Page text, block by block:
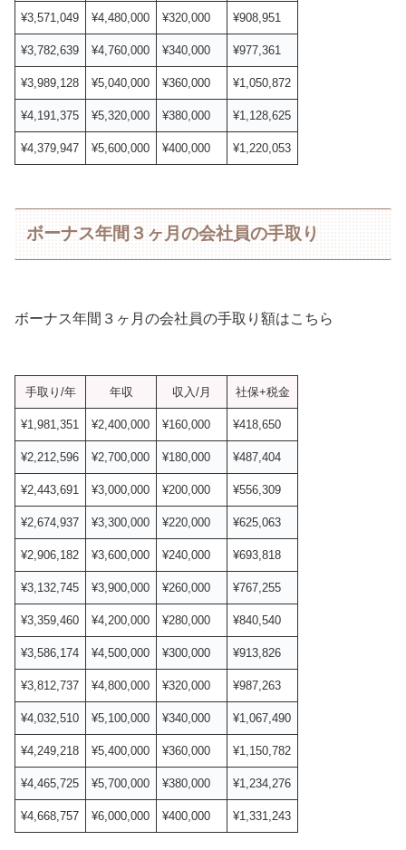
¥3,571,049 ¥4,480,000 ¥320,000 ¥908,951
¥3,782,639 ¥4,760,000 ¥340,000 ¥977,361
¥3,989,128 ¥5,040,000 ¥360,000 ¥1,050,872
¥4,191,375 ¥5,320,000 ¥380,000 ¥1,128,625
¥4,379,947 ¥5,600,000 ¥400,000 ¥1,220,053
ボーナス年間３ヶ月の会社員の手取り
ボーナス年間３ヶ月の会社員の手取り額はこちら
手取り/年 年収 収入/月 社保+税金
¥1,981,351 ¥2,400,000 ¥160,000 ¥418,650
¥2,212,596 ¥2,700,000 ¥180,000 ¥487,404
¥2,443,691 ¥3,000,000 ¥200,000 ¥556,309
¥2,674,937 ¥3,300,000 ¥220,000 ¥625,063
¥2,906,182 ¥3,600,000 ¥240,000 ¥693,818
¥3,132,745 ¥3,900,000 ¥260,000 ¥767,255
¥3,359,460 ¥4,200,000 ¥280,000 ¥840,540
¥3,586,174 ¥4,500,000 ¥300,000 ¥913,826
¥3,812,737 ¥4,800,000 ¥320,000 ¥987,263
¥4,032,510 ¥5,100,000 ¥340,000 ¥1,067,490
¥4,249,218 ¥5,400,000 ¥360,000 ¥1,150,782
¥4,465,725 ¥5,700,000 ¥380,000 ¥1,234,276
¥4,668,757 ¥6,000,000 ¥400,000 ¥1,331,243